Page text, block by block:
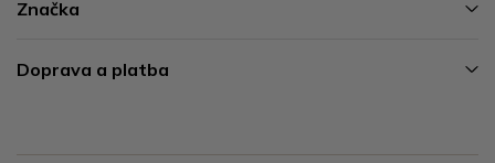
Značka
Doprava a platba